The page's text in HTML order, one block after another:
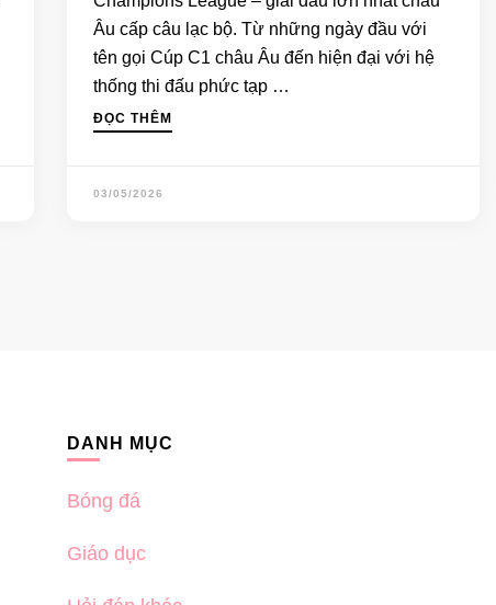
Âu cấp câu lạc bộ. Từ những ngày đầu với
tên gọi Cúp C1 châu Âu đến hiện đại với hệ
thống thi đấu phức tạp …
ĐỌC THÊM
03/05/2026
DANH MỤC
Bóng đá
Giáo dục